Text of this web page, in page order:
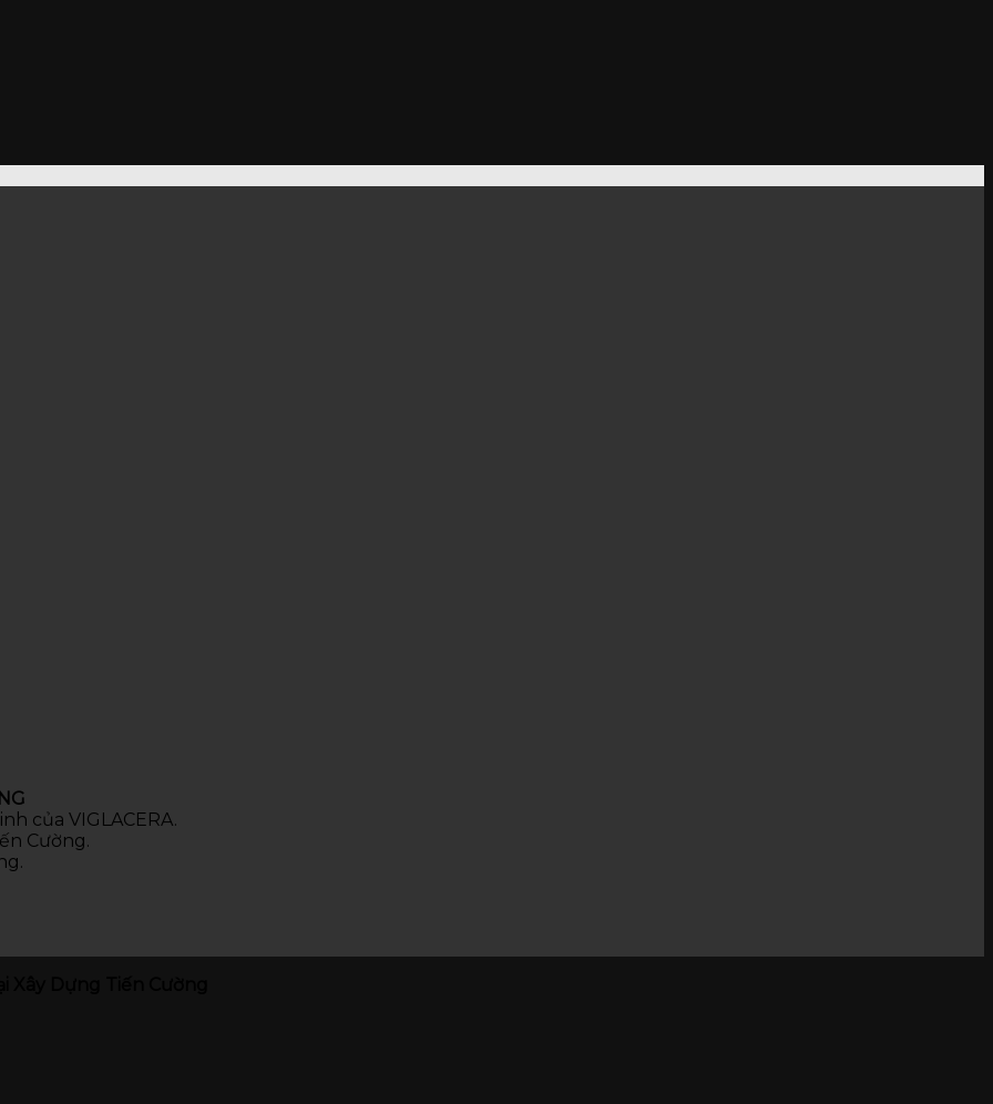
của VIGLACERA.
Cường.